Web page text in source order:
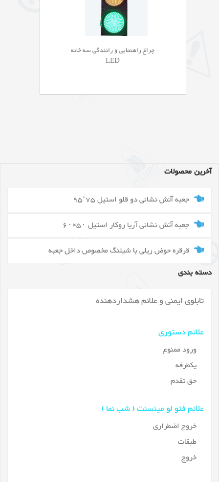
چراغ راهنمایی و رانندگی سه خانه
LED
آخرین محصولات
جعبه آتش نشانی دو قلو استیل 75*95
جعبه آتش نشانی آریا روکار استیل ۵۰×۶۰
قرقره حوض ریلی با شیلنگ مخصوص داخل جعبه
دسته بندی
تابلوی ایمنی و علائم هشداردهنده
علائم دستوری
ورود ممنوع
یکطرفه
حق تقدم
علائم فتو لو مینسنت ( شب نما )
خروج اضطراری
طبقات
خروج